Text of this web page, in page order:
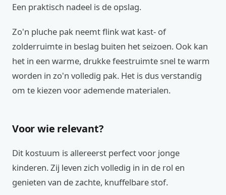
Een praktisch nadeel is de opslag.
Zo'n pluche pak neemt flink wat kast- of
zolderruimte in beslag buiten het seizoen. Ook kan
het in een warme, drukke feestruimte snel te warm
worden in zo'n volledig pak. Het is dus verstandig
om te kiezen voor ademende materialen.
Voor wie relevant?
Dit kostuum is allereerst perfect voor jonge
kinderen. Zij leven zich volledig in in de rol en
genieten van de zachte, knuffelbare stof.